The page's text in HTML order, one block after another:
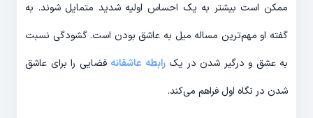
ممکن است بیشتر به یک احساس اولیه شدید متمایل شوند. به
گفته او مهم‌ترین مساله میل به عاشق بودن است. گشودگی نسبت
به عشق و درگیر شدن در یکرابطه عاشقانه فضایی را برای عاشق
شدن در نگاه اول فراهم می‌کند.